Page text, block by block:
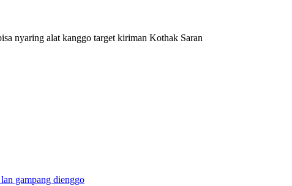
nyaring alat kanggo target kiriman Kothak Saran
gampang dienggo